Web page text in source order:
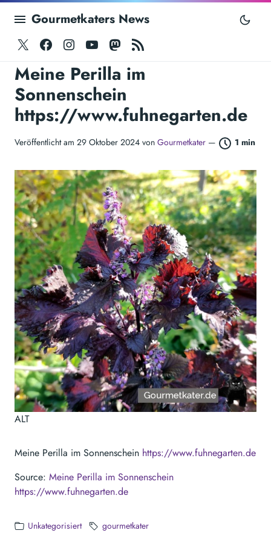
Gourmetkaters News
TwitterFacebook
Instagram
YoutubeMastodon
Meine Perilla im
Sonnenschein
https://www.fuhnegarten.de
Veröffentlicht am 29 Oktober 2024 von Gourmetkater — 1 min
ALT
Meine Perilla im Sonnenschein https://www.fuhnegarten.de
Source: Meine Perilla im Sonnenschein
https://www.fuhnegarten.de
Unkategorisiert gourmetkater